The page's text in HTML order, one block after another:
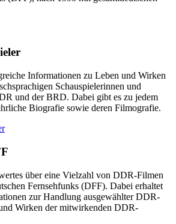
Informationen zu Leben und Wirken
Schauspielerinnen und
und der BRD. Dabei gibt es zu jedem
Biografie sowie deren Filmografie.
über eine Vielzahl von DDR-Filmen
Fernsehfunks (DFF). Dabei erhaltet
zur Handlung ausgewählter DDR-
Wirken der mitwirkenden DDR-